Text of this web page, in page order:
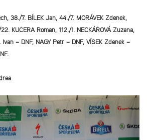
38./7. BÍLEK Jan, 44./7. MORÁVEK Zdeněk,
KUČERA Roman, 112./1. NECKÁŘOVÁ Zuzana,
– DNF, NAGY Petr – DNF, VÍŠEK Zdeněk –